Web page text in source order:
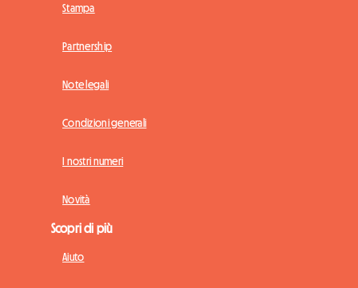
Stampa
Partnership
Note legali
Condizioni generali
I nostri numeri
Novità
Scopri di più
Aiuto